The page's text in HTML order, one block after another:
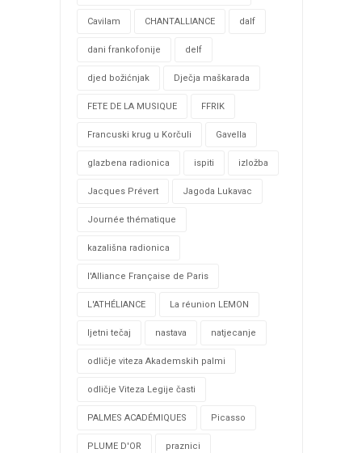
Cavilam CHANTALLIANCE dalf
dani frankofonije delf
djed božićnjak Dječja maškarada
FETE DE LA MUSIQUE FFRIK
Francuski krug u Korčuli Gavella
glazbena radionica ispiti izložba
Jacques Prévert Jagoda Lukavac
Journée thématique
kazališna radionica
l'Alliance Française de Paris
L'ATHÉLIANCE La réunion LEMON
ljetni tečaj nastava natjecanje
odličje viteza Akademskih palmi
odličje Viteza Legije časti
PALMES ACADÉMIQUES Picasso
PLUME D'OR praznici